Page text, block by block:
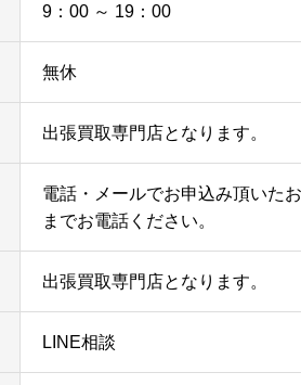
9：00 ～ 19：00
無休
出張買取専門店となります。
電話・メールでお申込み頂いた
までお電話ください。
出張買取専門店となります。
LINE相談